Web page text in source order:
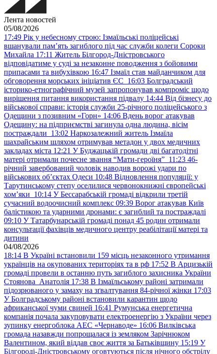
Лента новостей
05/08/2026
17:49 Рік у небесному строю: Ізмаїльські поліцейські
вшанували пам’ять загиблого під час служби колеги Сороки
Михайла 17:11 Житель Білгород-Дністровського
відповідатиме у суді за незаконне поводження з бойовими
припасами та вибухівкою 16:47 Ізмаїл став майданчиком для
обговорення морських ініціатив ЄС 16:03 Болградський
історико-етнографічний музей запропонував компроміс щодо
вирішення питання використання підвалу 14:44 Від бізнесу до
військової справи: історія служби 25-річного поліцейського з
Одещини з позивним «Горн» 14:06 Вдень ворог атакував
Одещину: на підприємстві загинула одна людина, вісім
постраждали 13:02 Наркозалежний житель Ізмаїла
шахрайським шляхом отримував метадон у двох медичних
закладах міста 12:21 У Буджацькій громади дві багатодітні
матері отримали почесне звання “Мати-героїня” 11:23 46-
річний завербований чоловік наводив ворожі удари по
військових обʼєктах Одеси 10:48 Відновлення популяції: у
Тарутинському степу оселилися червонокнижні європейські
хом’яки 10:14 У Бессарабській громаді відкрили третій
сучасний водоочисний комплекс 09:39 Ворог атакував Київ
балістикою та ударними дронами: є загиблий та постраждалі
09:10 У Татарбунарській громаді понад 45 родин отримали
консультації фахівців медичного центру реабілітації матері та
дитини
04/08/2026
18:14 В Україні встановили 159 місць незаконного утримання
українців на окупованих територіях та в рф 17:52 В Арцизькій
громаді провели в останню путь загиблого захисника України
Стоянова Анатолія 17:38 В Ізмаїльському районі затримали
підозрюваного у замаху на зґвалтування 84-річної жінки 17:03
У Болградському районі встановили карантин щодо
африканської чуми свиней 16:41 Румунська енергетична
компанія почала закуповувати електроенергію з України через
зупинку енергоблока АЕС «Чернаводе» 16:06 Вилківська
громада назавжди попрощалася із земляком Зарічнюком
Валентином, який віддав своє життя за Батьківщину 15:19 У
Білгороді-Дністровському оговтуються після нічного обстрілу